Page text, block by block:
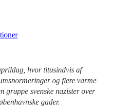
hvor titusindvis af
og flere varme
gruppe svenske nazister over
gader.